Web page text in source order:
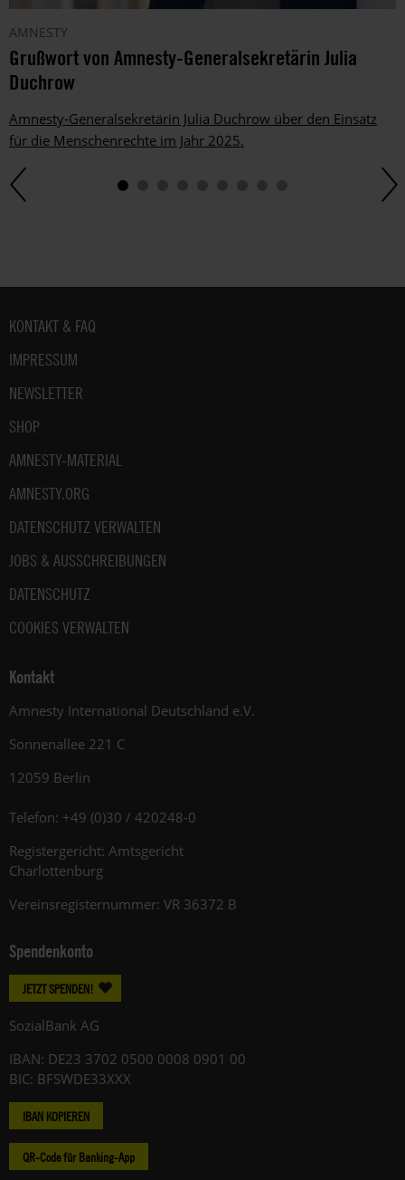
AMNESTY
Grußwort von Amnesty-Generalsekretärin Julia
Duchrow
Amnesty-Generalsekretärin Julia Duchrow über den Einsatz
für die Menschenrechte im Jahr 2025.
Fußbereich
KONTAKT & FAQ
IMPRESSUM
NEWSLETTER
SHOP
AMNESTY-MATERIAL
AMNESTY.ORG
DATENSCHUTZ VERWALTEN
JOBS & AUSSCHREIBUNGEN
DATENSCHUTZ
COOKIES VERWALTEN
Kontakt
Amnesty International Deutschland e.V.
Sonnenallee 221 C
12059 Berlin
Telefon: +49 (0)30 / 420248-0
Registergericht: Amtsgericht
Charlottenburg
Vereinsregisternummer: VR 36372 B
Spendenkonto
JETZT SPENDEN!
SozialBank AG
IBAN: DE23 3702 0500 0008 0901 00
BIC: BFSWDE33XXX
IBAN KOPIEREN
QR-Code für Banking-App